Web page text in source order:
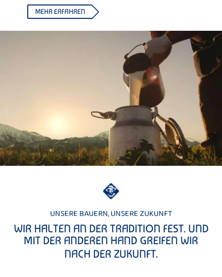
MEHR ERFAHREN
UNSERE BAUERN, UNSERE ZUKUNFT
WIR HALTEN AN DER TRADITION FEST. UND
MIT DER ANDEREN HAND GREIFEN WIR
NACH DER ZUKUNFT.